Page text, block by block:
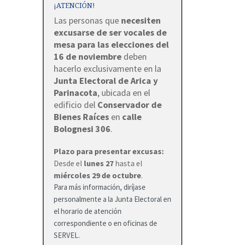
¡ATENCIÓN!
Las personas que necesiten
excusarse de ser vocales de
mesa para las elecciones del
16 de noviembre deben
hacerlo exclusivamente en la
Junta Electoral de Arica y
Parinacota, ubicada en el
edificio del Conservador de
Bienes Raíces en calle
Bolognesi 306.
Plazo para presentar excusas:
Desde el lunes 27 hasta el
miércoles 29 de octubre.
Para más información, diríjase
personalmente a la Junta Electoral en
el horario de atención
correspondiente o en oficinas de
SERVEL.